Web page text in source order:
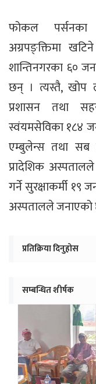
फोकल पर्सनका
अग्रपङ्क्तिमा
शान्तिनगरका ६०
छन् । त्यस्तै, खोप
प्रशासन तथा
स्वंयमसेविका १८४
एम्बुलेन्स तथा सब
प्रादेशिक
गर्ने सुरक्षाकर्मी
अस्पतालले जनाएको
प्रतिक्रिया दिनुहोस
सम्बन्धित शीर्षक